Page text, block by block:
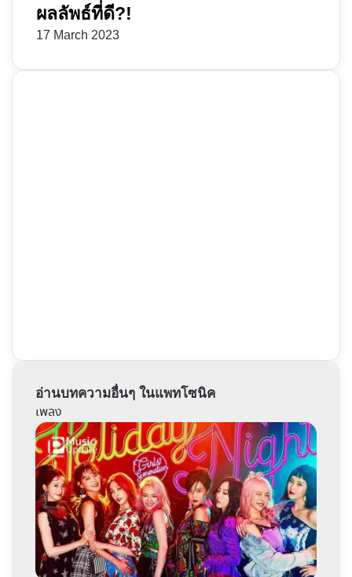
ผลลัพธ์ที่ดี?!
17 March 2023
อ่านบทความอื่นๆ ในแพทโซนิค
เพลง